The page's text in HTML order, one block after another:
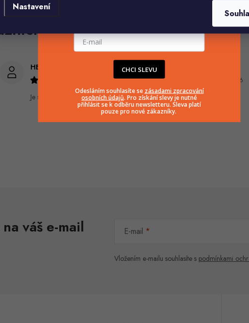
Nastavení
HELENA MINAŘÍKOVÁ
Je sice větší ale vypadá dobře
4.8.2026
váš e-mail E-mail
Vložením e-mailu souhlasíte s podmínkami
CHCI SLEVU
Odesláním souhlasíte se zásadami zpracování
osobních údajů. Pro získání slevy je nutné
přihlásit se k odběru newsletteru. Sleva platí
pouze pro nové zákazníky.